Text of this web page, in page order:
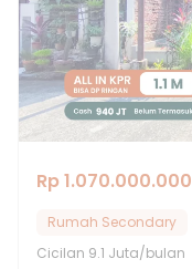
Rp 1.070.000.000
Rumah Secondary
Cicilan 9.1 Juta/bulan